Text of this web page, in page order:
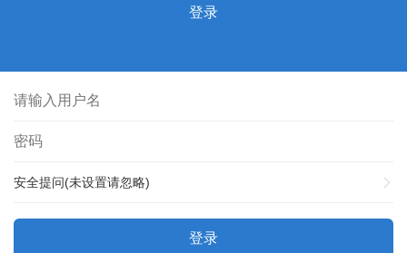
登录
安全提问(未设置请忽略)
登录